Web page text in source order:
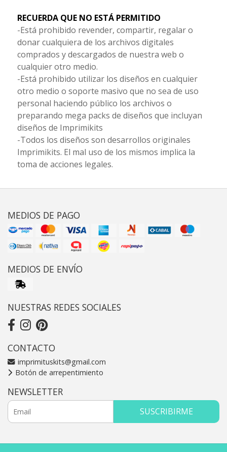
RECUERDA QUE NO ESTÁ PERMITIDO
-Está prohibido revender, compartir, regalar o
donar cualquiera de los archivos digitales
comprados y descargados de nuestra web o
cualquier otro medio.
-Está prohibido utilizar los diseños en cualquier
otro medio o soporte masivo que no sea de uso
personal haciendo público los archivos o
preparando mega packs de diseños que incluyan
diseños de Imprimikits
-Todos los diseños son desarrollos originales
Imprimikits. El mal uso de los mismos implica la
toma de acciones legales.
MEDIOS DE PAGO
MEDIOS DE ENVÍO
NUESTRAS REDES SOCIALES
CONTACTO
imprimituskits@gmail.com
Botón de arrepentimiento
NEWSLETTER
SUSCRIBIRME